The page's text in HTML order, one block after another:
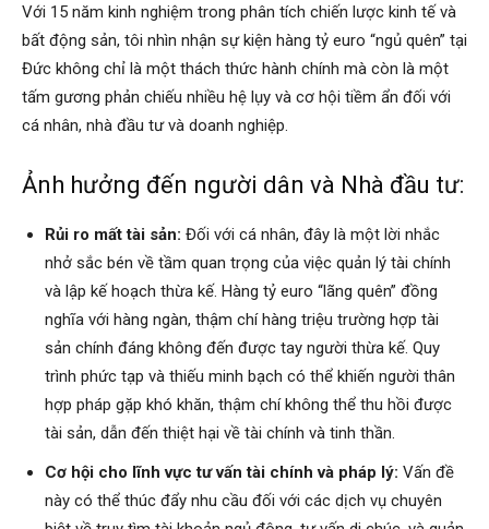
Với 15 năm kinh nghiệm trong phân tích chiến lược kinh tế và
bất động sản, tôi nhìn nhận sự kiện hàng tỷ euro “ngủ quên” tại
Đức không chỉ là một thách thức hành chính mà còn là một
tấm gương phản chiếu nhiều hệ lụy và cơ hội tiềm ẩn đối với
cá nhân, nhà đầu tư và doanh nghiệp.
Ảnh hưởng đến người dân và Nhà đầu tư:
Rủi ro mất tài sản: Đối với cá nhân, đây là một lời nhắc
nhở sắc bén về tầm quan trọng của việc quản lý tài chính
và lập kế hoạch thừa kế. Hàng tỷ euro “lãng quên” đồng
nghĩa với hàng ngàn, thậm chí hàng triệu trường hợp tài
sản chính đáng không đến được tay người thừa kế. Quy
trình phức tạp và thiếu minh bạch có thể khiến người thân
hợp pháp gặp khó khăn, thậm chí không thể thu hồi được
tài sản, dẫn đến thiệt hại về tài chính và tinh thần.
Cơ hội cho lĩnh vực tư vấn tài chính và pháp lý: Vấn đề
này có thể thúc đẩy nhu cầu đối với các dịch vụ chuyên